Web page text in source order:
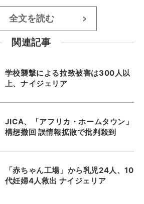
全文を読む >
関連記事
学校襲撃による拉致被害は300人以
上、ナイジェリア
JICA、「アフリカ・ホームタウン」
構想撤回 誤情報拡散で批判殺到
「赤ちゃん工場」から乳児24人、10
代妊婦4人救出 ナイジェリア